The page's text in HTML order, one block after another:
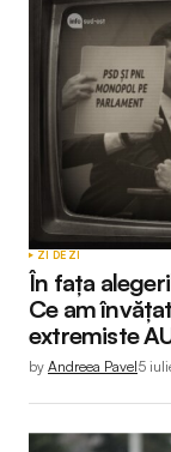
ZI DE ZI
În fața
Ce am
extremiste
by Andreea Pavel5